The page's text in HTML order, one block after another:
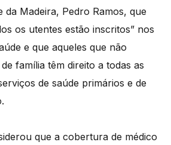
da Madeira, Pedro Ramos, que
os utentes estão inscritos” nos
e que aqueles que não
família têm direito a todas as
de saúde primários e de
que a cobertura de médico